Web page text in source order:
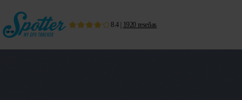
8.4| 1920 reseñas